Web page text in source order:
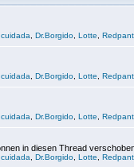
cuidada Dr.Borgido Lotte
cuidada Dr.Borgido Lotte
cuidada Dr.Borgido Lotte
in diesen Thread
cuidada Dr.Borgido Lotte